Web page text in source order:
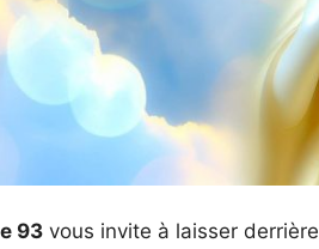
93 vous invite à laisser